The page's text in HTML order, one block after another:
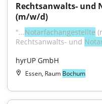
Rechtsanwalts- und
(m/w/d)
"...Notarfachangestellte
Rechtsanwalts- und
hyrUP GmbH
Essen, Raum Bochum